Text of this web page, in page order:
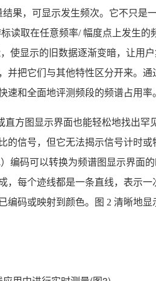
果，可显示发生频次。它不只是
读取在任意频率/ 幅度点上发生的
使显示的旧数据逐渐变暗，让用
并把它们与其他特性区分开来。通
和全面地评测频段的频谱占用率
方图显示界面也能轻松地找出罕
的信号，但它无法揭示信号计时或
编码可以转换为频谱图显示界面的
，每个迹线都是一条直线，表示
编码或映射到颜色。图 2 清晰地